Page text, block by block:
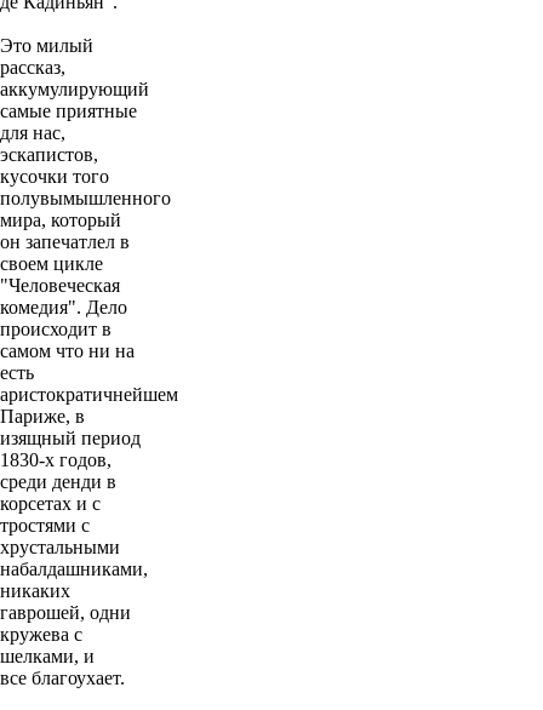
Это милый
рассказ,
аккумулирующий
самые приятные
для нас,
эскапистов,
кусочки того
полувымышленного
мира, который
он запечатлел в
своем цикле
"Человеческая
комедия". Дело
происходит в
самом что ни на
есть
аристократичнейшем
Париже, в
изящный период
1830-х годов,
среди денди в
корсетах и с
тростями с
хрустальными
набалдашниками,
никаких
гаврошей, одни
кружева с
шелками, и
все благоухает.